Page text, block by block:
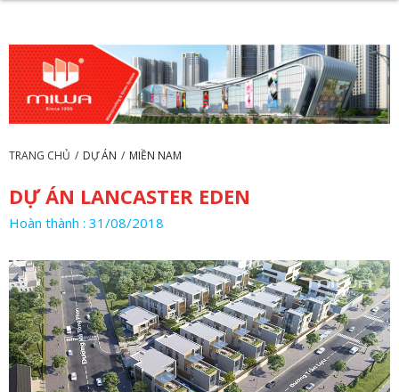
TRANG CHỦ / DỰ ÁN / MIỀN NAM
DỰ ÁN LANCASTER EDEN
Hoàn thành : 31/08/2018